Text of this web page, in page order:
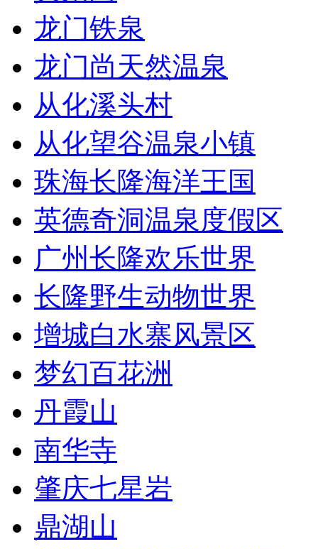
龙门铁泉
龙门尚天然温泉
从化溪头村
从化望谷温泉小镇
珠海长隆海洋王国
英德奇洞温泉度假区
广州长隆欢乐世界
长隆野生动物世界
增城白水寨风景区
梦幻百花洲
丹霞山
南华寺
肇庆七星岩
鼎湖山